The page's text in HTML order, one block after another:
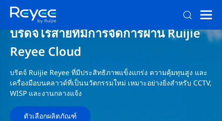
บริดจ์ไร้สายที่มีการจัดการผ่าน Ruijie
Reyee Cloud
บริดจ์ Ruijie Reyee ที่มีประสิทธิภาพแข็งแกร่ง ความคุ้มทุนสูง และ
เครื่องมือบนคลาวด์ที่เป็นนวัตกรรมใหม่ เหมาะอย่างยิ่งสำหรับ CCTV,
WISP และงานกลางแจ้ง
ตัวเลือกผลิตภัณฑ์